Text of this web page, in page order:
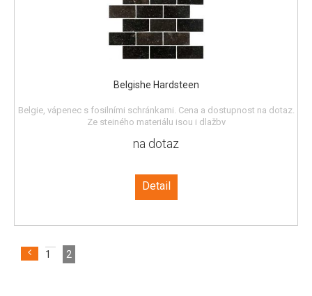
Belgishe Hardsteen
Belgie, vápenec s fosilními schránkami. Cena a dostupnost na dotaz.
Ze stejného materiálu jsou i dlažby
na dotaz
Detail
1 2